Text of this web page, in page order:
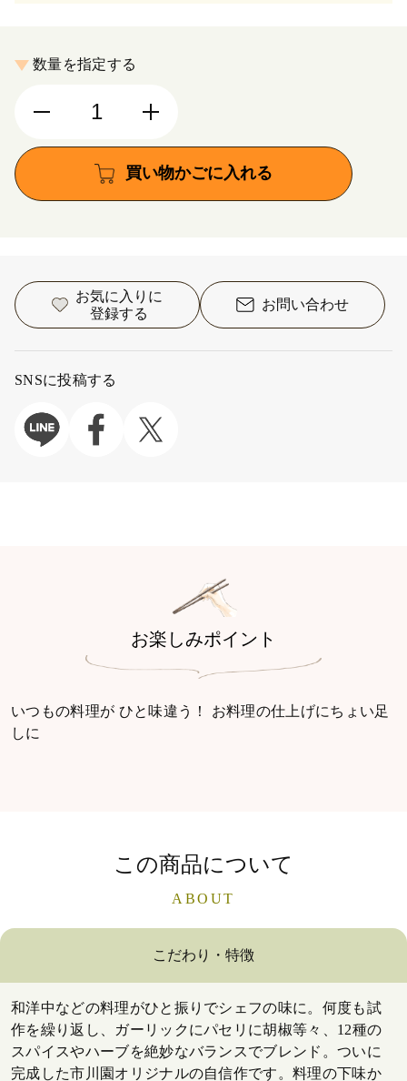
数量を指定する
買い物かごに入れる
お気に入りに
登録する
お問い合わせ
SNSに投稿する
お楽しみポイント
いつもの料理が ひと味違う！ お料理の仕上げにちょい足
しに
この商品について
ABOUT
こだわり・特徴
和洋中などの料理がひと振りでシェフの味に。何度も試
作を繰り返し、ガーリックにパセリに胡椒等々、12種の
スパイスやハーブを絶妙なバランスでブレンド。ついに
完成した市川園オリジナルの自信作です。料理の下味か